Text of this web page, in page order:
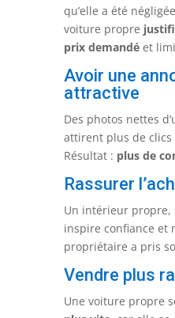
qu’elle a été
voiture propre
prix demandéet
Avoir une
attractive
Des photos nettes
attirent plus de clics
Résultat : plus de
Rassurer
Un intérieur propre,
inspire confiance et
propriétaire a pris
Vendre plus
Une voiture propre